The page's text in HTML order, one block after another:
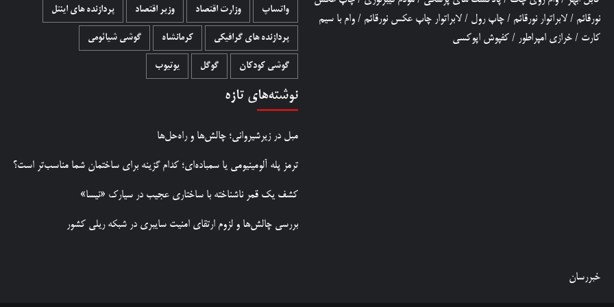
نورقائم / لابراتوار نورقائم / چاپ رول / لابراتوار چاپ عکس نورقائم / وام با سیم
کارت / خرازی امپراطور / کفپوش اپوکسی
واتساپ وزارت اقتصاد وزیر اقتصاد پردازنده های اینتل
پردازنده های گرافیکی کرمانشاه گوشی شیائومی
گوشی کودکان گوگل یوتیوب
نوشته‌های تازه
مبل در زیرشیروانی؛ چالش‌ها و راه‌حل‌ها
ترمز پله آلومینیومی یا سمباده‌ای؛ کدام گزینه برای ساختمان شما مناسب‌تر است؟
کشف یک قمر ناشناخته با ساختاری عجیب در سیارک «نیسا»
بررسی چالش‌ها و لزوم ارتقای امنیت سایبری در شبکه ریلی کشور
خبررسان